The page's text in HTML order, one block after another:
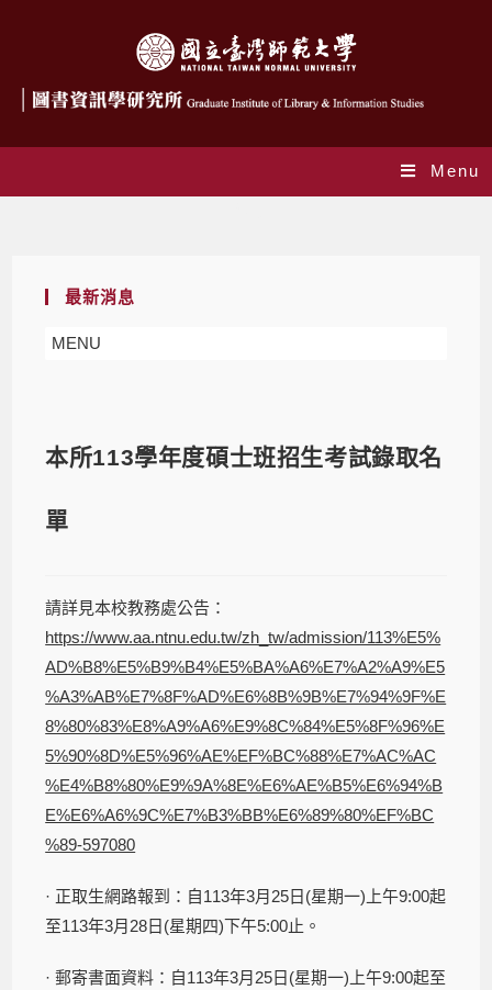
Menu
最新消息
MENU
本所113學年度碩士班招生考試錄取名
單
請詳見本校教務處公告：
https://www.aa.ntnu.edu.tw/zh_tw/admission/113%E5%
AD%B8%E5%B9%B4%E5%BA%A6%E7%A2%A9%E5
%A3%AB%E7%8F%AD%E6%8B%9B%E7%94%9F%E
8%80%83%E8%A9%A6%E9%8C%84%E5%8F%96%E
5%90%8D%E5%96%AE%EF%BC%88%E7%AC%AC
%E4%B8%80%E9%9A%8E%E6%AE%B5%E6%94%B
E%E6%A6%9C%E7%B3%BB%E6%89%80%EF%BC
%89-597080
· 正取生網路報到：自113年3月25日(星期一)上午9:00起
至113年3月28日(星期四)下午5:00止。
· 郵寄書面資料：自113年3月25日(星期一)上午9:00起至